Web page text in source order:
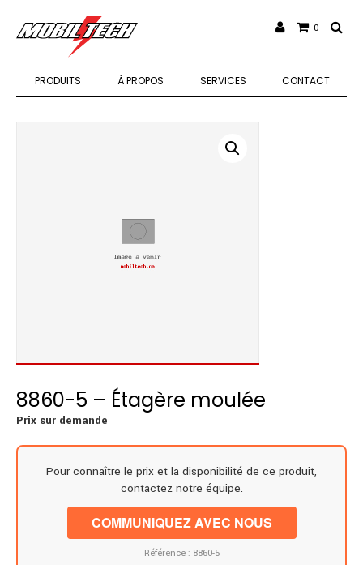
PRODUITS À PROPOS SERVICES CONTACT
0
8860-5 – Étagère moulée
Prix sur demande
Pour connaître le prix et la disponibilité de ce produit,
contactez notre équipe.
COMMUNIQUEZ AVEC NOUS
Référence : 8860-5